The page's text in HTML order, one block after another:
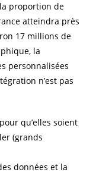
la proportion de
atteindra près
17 millions de
la
personnalisées
n’est pas
qu’elles soient
(grands
données et la